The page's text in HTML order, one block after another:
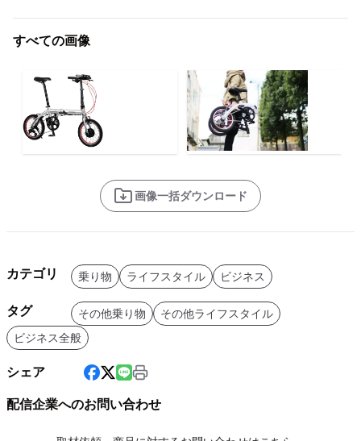
すべての画像
画像一括ダウンロード
カテゴリ 乗り物 ライフスタイル ビジネス
タグ その他乗り物
その他ライフスタイル
ビジネス全般
シェア
配信企業へのお問い合わせ